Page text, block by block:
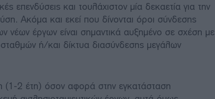
επενδύσεις και τουλάχιστον μία δεκαετία για την
Ακόμα και εκεί που δίνονται όροι σύνδεσης
έργων είναι σημαντικά αυξημένο σε σχέση με
ή/και δίκτυα διασύνδεσης μεγάλων
(1-2 έτη) όσον αφορά στην εγκατάσταση